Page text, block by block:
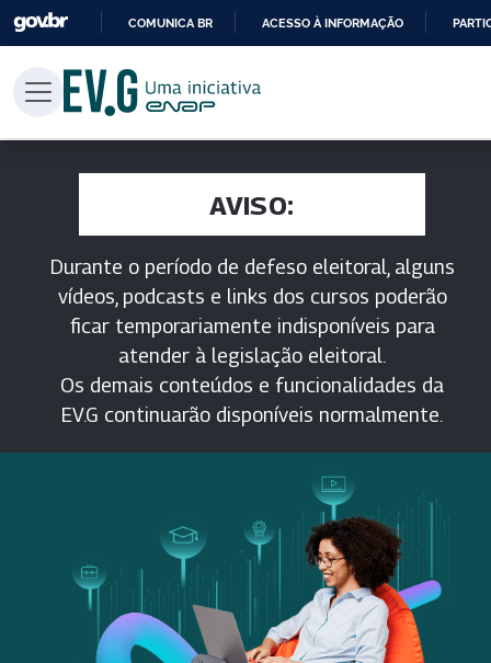
PARA
CONTEÚDO
COMUNICA BR ACESSO À INFORMAÇÃO
AVISO:
Durante o período de defeso eleitoral, alguns
vídeos, podcasts e links dos cursos poderão
ficar temporariamente indisponíveis para
atender à legislação eleitoral.
Os demais conteúdos e funcionalidades da
EV.G continuarão disponíveis normalmente.